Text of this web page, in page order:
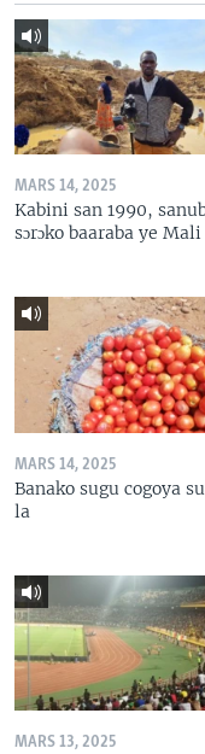
MARS 14, 2025
Kabini san 1990,
sɔrɔko baaraba ye Mali
MARS 14, 2025
Banako sugu cogoya
la
MARS 13, 2025